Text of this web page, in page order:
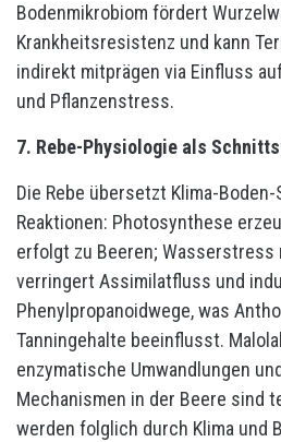
Bodenmikrobiom fördert
Krankheitsresistenz und kann
indirekt mitprägen via Einfluss
und Pflanzenstress.
7. Rebe-Physiologie als
Die Rebe übersetzt Klima-
Reaktionen: Photosynthese
erfolgt zu Beeren; Wasserstress
verringert Assimilatfluss und
Phenylpropanoidwege, was
Tanningehalte beeinflusst.
enzymatische Umwandlungen
Mechanismen in der Beere sind
werden folglich durch Klima und